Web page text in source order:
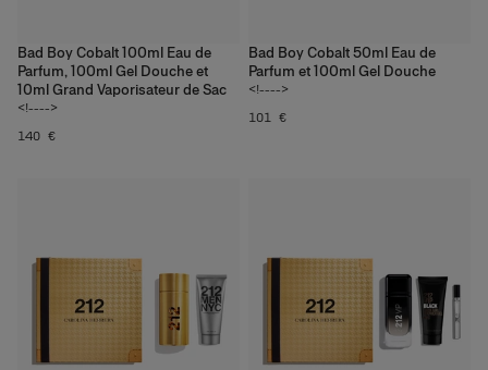
Bad Boy Cobalt 100ml Eau de
Parfum, 100ml Gel Douche et
10ml Grand Vaporisateur de Sac
<!---->
140 €
Bad Boy Cobalt 50ml Eau de
Parfum et 100ml Gel Douche
<!---->
101 €